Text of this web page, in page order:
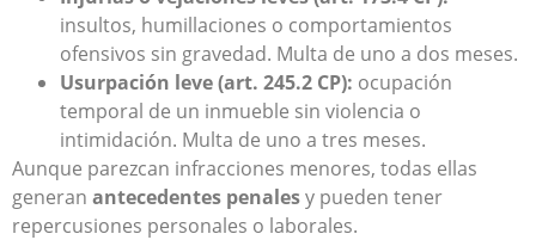
insultos, humillaciones o comportamientos
ofensivos sin gravedad. Multa de uno a dos meses.
Usurpación leve (art. 245.2 CP): ocupación
temporal de un inmueble sin violencia o
intimidación. Multa de uno a tres meses.
Aunque parezcan infracciones menores, todas ellas
generan antecedentes penalesy pueden tener
repercusiones personales o laborales.